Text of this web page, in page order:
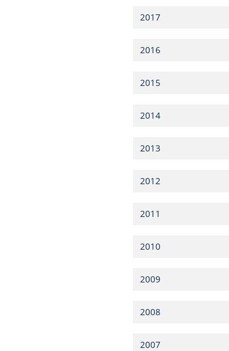
2017
2016
2015
2014
2013
2012
2011
2010
2009
2008
2007